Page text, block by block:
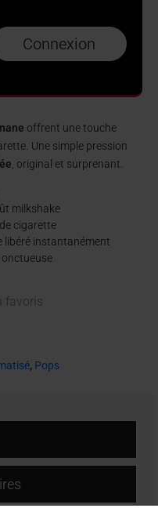
Connexion
offrent une touche
Une simple pression
, original et surprenant.
milkshake
cigarette
instantanément
favoris
, Pops